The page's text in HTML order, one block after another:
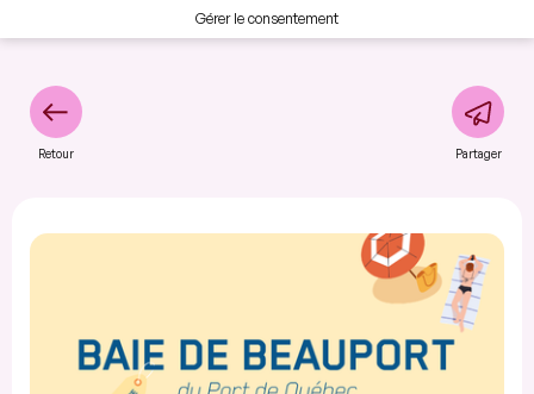
Gérer le consentement
Retour Partager